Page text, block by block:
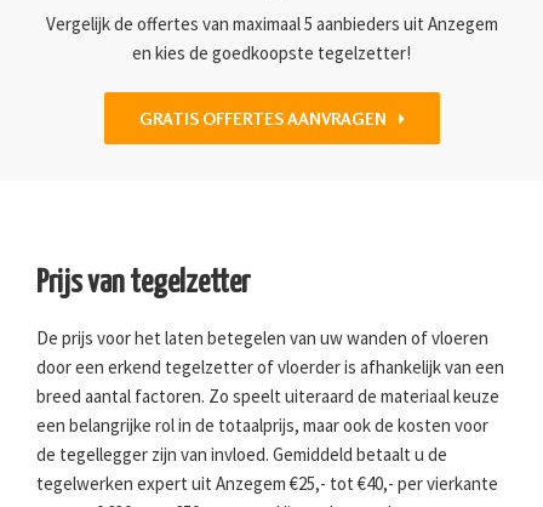
Vergelijk de offertes van maximaal 5 aanbieders uit Anzegem
en kies de goedkoopste tegelzetter!
GRATIS OFFERTES AANVRAGEN
Prijs van tegelzetter
De prijs voor het laten betegelen van uw wanden of vloeren
door een erkend tegelzetter of vloerder is afhankelijk van een
breed aantal factoren. Zo speelt uiteraard de materiaal keuze
een belangrijke rol in de totaalprijs, maar ook de kosten voor
de tegellegger zijn van invloed. Gemiddeld betaalt u de
tegelwerken expert uit Anzegem €25,- tot €40,- per vierkante